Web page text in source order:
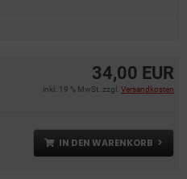
34,00 EUR
inkl. 19 % MwSt. zzgl. Versandkosten
IN DEN WARENKORB